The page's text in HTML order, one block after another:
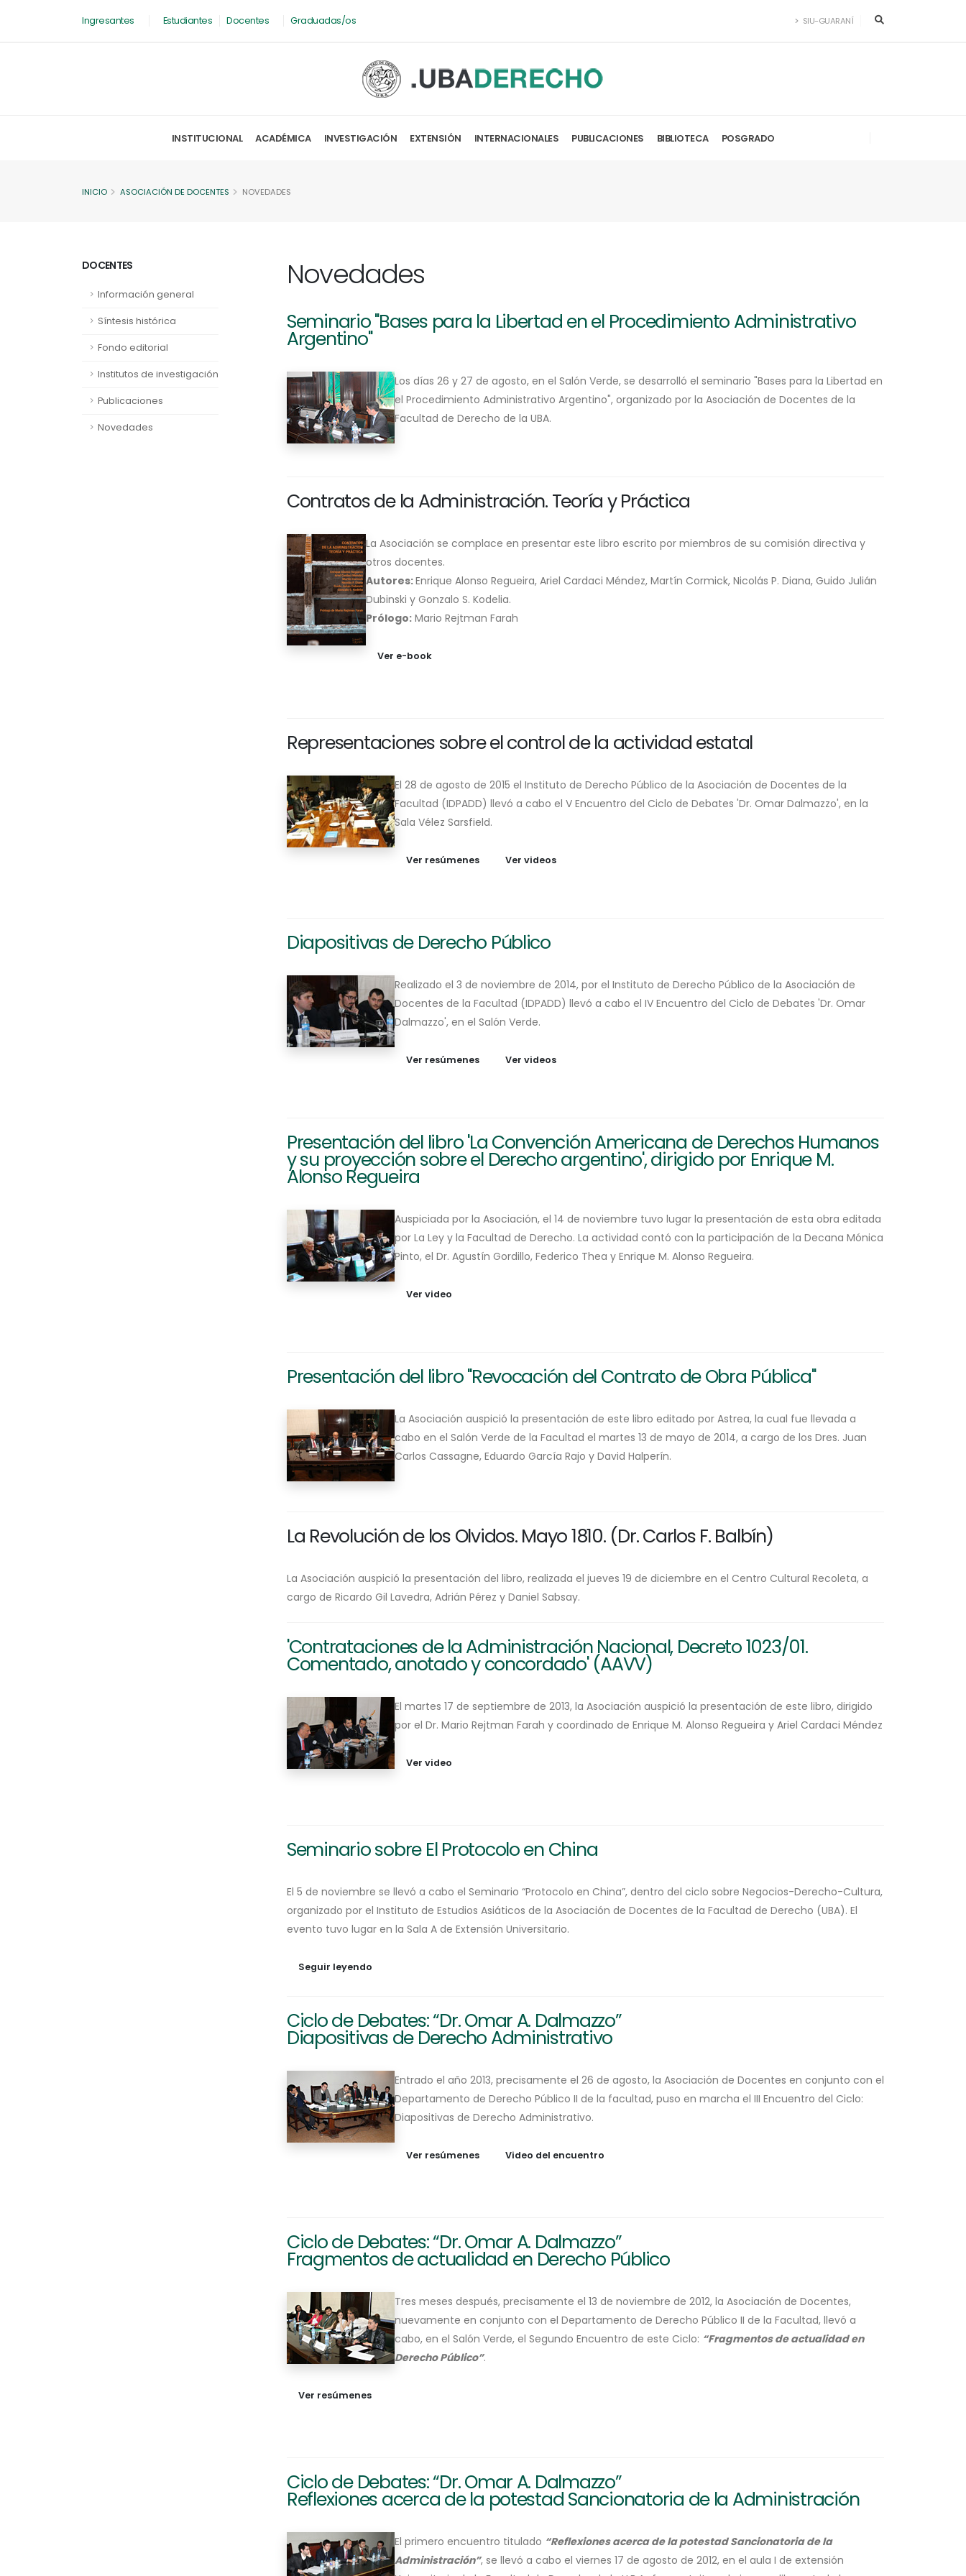
Ingresantes Estudiantes Docentes Graduadas/os SIU-GUARANÍ
INSTITUCIONAL ACADÉMICA INVESTIGACIÓN EXTENSIÓN INTERNACIONALES PUBLICACIONES BIBLIOTECA POSGRADO
INICIO ASOCIACIÓN DE DOCENTES NOVEDADES
DOCENTES
Información general
Síntesis histórica
Fondo editorial
Institutos de investigación
Publicaciones
Novedades
Novedades
Seminario "Bases para la Libertad en el Procedimiento Administrativo
Argentino"
​Los días 26 y 27 de agosto, en el Salón Verde, se desarrolló el seminario "Bases para la Libertad en
el Procedimiento Administrativo Argentino", organizado por la Asociación de Docentes de la
Facultad de Derecho de la UBA.
Contratos de la Administración. Teoría y Práctica
​La Asociación se complace en presentar este libro escrito por miembros de su comisión directiva y
otros docentes.
Autores:Enrique Alonso Regueira, Ariel Cardaci Méndez, Martín Cormick, Nicolás P. Diana, Guido Julián
Dubinski y Gonzalo S. Kodelia.
Prólogo: Mario Rejtman Farah
Ver e-book
Representaciones sobre el control de la actividad estatal
​El 28 de agosto de 2015​ ​el Instituto de Derecho Público de la Asociación de Docentes de la
Facultad (IDPADD) llevó a cabo ​el V Encuentro del Ciclo​ ​​​de Debates 'Dr. Omar Dalmazzo'​, ​en ​la
Sala Vélez Sarsfield.
Ver resúmenes Ver videos
Diapositivas de Derecho ​Público
Realizado el 3 de noviembre de 2014, por el Instituto de Derecho Público de la Asociación de
Docentes de la Facultad (IDPADD) llevó a cabo el IV Encuentro del Ciclo de Debates 'Dr. Omar
Dalmazzo', en el Salón Verde.
Ver resúmenes Ver videos
Presentación del libro 'La Convención Americana de Derechos Humanos
y su proyección sobre el Derecho argentino', dirigido por Enrique M.
Alonso Regueira
Auspiciada por la Asociación, el 14 de noviembre tuvo lugar la presentación de esta obra editada
por La Ley y la Facultad de Derecho. La actividad contó con la participación de la Decana Mónica
Pinto, el Dr. Agustín Gordillo, Federico Thea y Enrique M. Alonso Regueira.
Ver video
Presentación del libro "Revocación del Contrato de Obra Pública"
La Asociación auspició la presentación de este libro editado por Astrea, la cual fue llevada a
cabo en el Salón Verde de la Facultad el martes 13 de mayo de 2014, a cargo de los Dres. Juan
Carlos Cassagne, Eduardo García Rajo y David Halperín.
La Revolución de los Olvidos. Mayo 1810. (Dr. Carlos F. Balbín)
La Asociación auspició la presentación del libro, realizada el jueves 19 de diciembre en el Centro Cultural Recoleta, a
cargo de Ricardo Gil Lavedra, Adrián Pérez y Daniel Sabsay.
'Contrataciones de la Administración Nacional, Decreto 1023/01.
Comentado, anotado y concordado' (AAVV)
El martes 17 de septiembre de 2013, la Asociación auspició la presentación de este libro, dirigido
por el Dr. Mario Rejtman Farah y coordinado de Enrique M. Alonso Regueira y Ariel Cardaci Méndez
Ver video
Seminario sobre El Protocolo en China
El 5 de noviembre se llevó a cabo el Seminario “Protocolo en China”, dentro del ciclo sobre Negocios-Derecho-Cultura,
organizado por el Instituto de Estudios Asiáticos de la Asociación de Docentes de la Facultad de Derecho (UBA). El
evento tuvo lugar en la Sala A de Extensión Universitario.
Seguir leyendo
Ciclo de Debates: “Dr. Omar A. Dalmazzo”
Diapositivas de Derecho Administrativo
Entrado el año 2013, precisamente el 26 de agosto, la Asociación de Docentes en conjunto con el
Departamento de Derecho Público II de la facultad, puso en marcha el III Encuentro del Ciclo:
Diapositivas de Derecho Administrativo.
Ver resúmenes Video del encuentro
Ciclo de Debates: “Dr. Omar A. Dalmazzo”
Fragmentos de actualidad en Derecho Público
Tres meses después, precisamente el 13 de noviembre de 2012, la Asociación de Docentes,
nuevamente en conjunto con el Departamento de Derecho Público II de la Facultad, llevó a
cabo, en el Salón Verde, el Segundo Encuentro de este Ciclo: “Fragmentos de actualidad en
Derecho Público”.
Ver resúmenes
Ciclo de Debates: “Dr. Omar A. Dalmazzo”
Reflexiones acerca de la potestad Sancionatoria de la Administración
El primero encuentro titulado “Reflexiones acerca de la potestad Sancionatoria de la
Administración”, se llevó a cabo el viernes 17 de agosto de 2012, en el aula I de extensión